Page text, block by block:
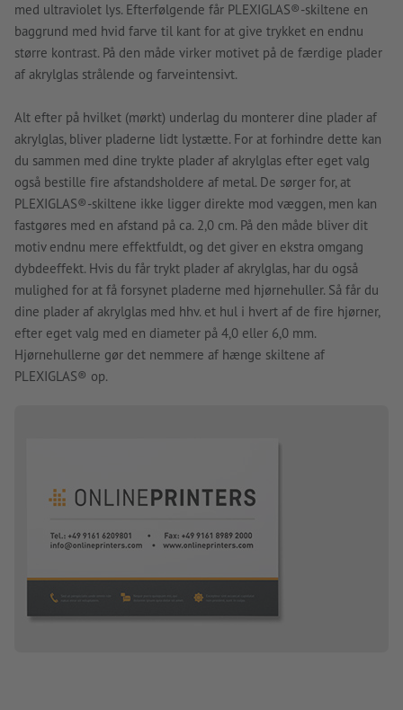
med ultraviolet lys. Efterfølgende får PLEXIGLAS®-skiltene en
baggrund med hvid farve til kant for at give trykket en endnu
større kontrast. På den måde virker motivet på de færdige plader
af akrylglas strålende og farveintensivt.
Alt efter på hvilket (mørkt) underlag du monterer dine plader af
akrylglas, bliver pladerne lidt lystætte. For at forhindre dette kan
du sammen med dine trykte plader af akrylglas efter eget valg
også bestille fire afstandsholdere af metal. De sørger for, at
PLEXIGLAS®-skiltene ikke ligger direkte mod væggen, men kan
fastgøres med en afstand på ca. 2,0 cm. På den måde bliver dit
motiv endnu mere effektfuldt, og det giver en ekstra omgang
dybdeeffekt. Hvis du får trykt plader af akrylglas, har du også
mulighed for at få forsynet pladerne med hjørnehuller. Så får du
dine plader af akrylglas med hhv. et hul i hvert af de fire hjørner,
efter eget valg med en diameter på 4,0 eller 6,0 mm.
Hjørnehullerne gør det nemmere af hænge skiltene af
PLEXIGLAS® op.